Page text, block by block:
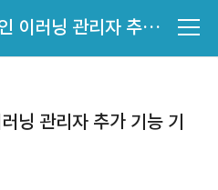
웹 및 앱 기반 온라인 이러닝 관리자 추가 기능 기획
닝 관리자 추가 기능 기